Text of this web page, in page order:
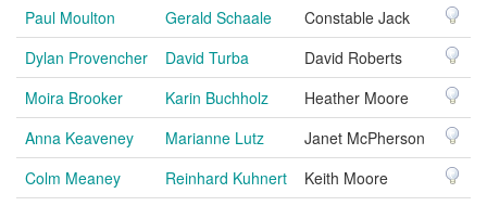
Paul Moulton
Gerald Schaale
Constable Jack
Dylan Provencher
David Turba
David Roberts
Moira Brooker
Karin Buchholz
Heather Moore
Anna Keaveney
Marianne Lutz
Janet McPherson
Colm Meaney
Reinhard Kuhnert
Keith Moore